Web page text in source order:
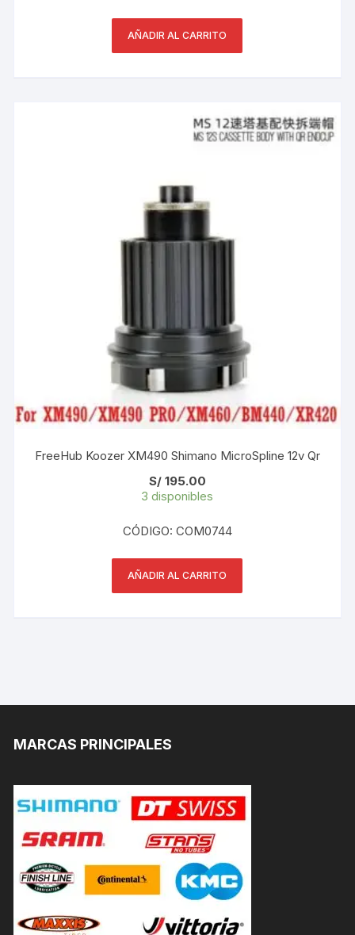
AÑADIR AL CARRITO
FreeHub Koozer XM490 Shimano MicroSpline 12v Qr
S/195.00
3 disponibles
CÓDIGO: COM0744
AÑADIR AL CARRITO
MARCAS PRINCIPALES